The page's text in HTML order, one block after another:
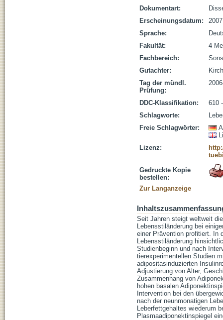
Dokumentart:
Erscheinungsdatum:
2007
Sprache:
Fakultät:
4
Fachbereich:
Gutachter:
Tag der mündl.
Prüfung:
DDC-Klassifikation:
610
Schlagworte:
Freie Schlagwörter:
Lizenz:
Gedruckte Kopie
bestellen:
Zur Langanzeige
Seit Jahren steigt weltweit
Lebensstiländerung bei
einer Prävention profitiert. In
Lebensstiländerung
Studienbeginn und nach
tierexperimentellen Studien
adipositasinduzierten
Adjustierung von Alter,
Zusammenhang von
hohen basalen
Intervention bei den
nach der neunmonatigen
Leberfettgehaltes wiederum
Plasmaadiponektinspiegel